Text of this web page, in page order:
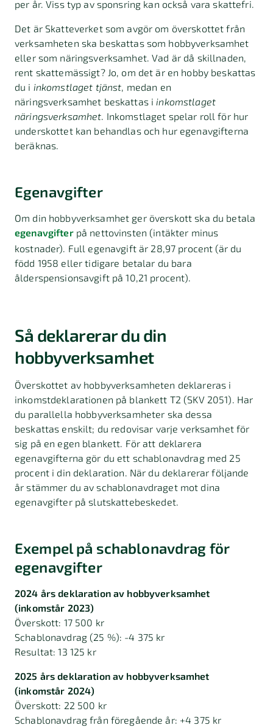
per år. Viss typ av sponsring kan också vara skattefri.
Det är Skatteverket som avgör om överskottet från
verksamheten ska beskattas som hobbyverksamhet
eller som näringsverksamhet. Vad är då skillnaden,
rent skattemässigt? Jo, om det är en hobby beskattas
du i inkomstlaget tjänst, medan en
näringsverksamhet beskattas i inkomstlaget
näringsverksamhet. Inkomstlaget spelar roll för hur
underskottet kan behandlas och hur egenavgifterna
beräknas.
Egenavgifter
Om din hobbyverksamhet ger överskott ska du betala
egenavgifter på nettovinsten (intäkter minus
kostnader). Full egenavgift är 28,97 procent (är du
född 1958 eller tidigare betalar du bara
ålderspensionsavgift på 10,21 procent).
Så deklarerar du din
hobbyverksamhet
Överskottet av hobbyverksamheten deklareras i
inkomstdeklarationen på blankett T2 (SKV 2051). Har
du parallella hobbyverksamheter ska dessa
beskattas enskilt; du redovisar varje verksamhet för
sig på en egen blankett. För att deklarera
egenavgifterna gör du ett schablonavdrag med 25
procent i din deklaration. När du deklarerar följande
år stämmer du av schablonavdraget mot dina
egenavgift­er på slutskattebeskedet.
Exempel på schablonavdrag för
egenavgifter
2024 års deklaration av hobbyverksamhet
(inkomstår 2023)
Överskott: 17 500 kr
Schablonavdrag (25 %): -4 375 kr
Resultat: 13 125 kr
2025 års deklaration av hobbyverksamhet
(inkomstår 2024)
Överskott: 22 500 kr
Schablonavdrag från föregående år: +4 375 kr